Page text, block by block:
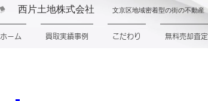
文京区地域密着型の街の不動産
西片土地株式会社
ホーム 買取実績事例 こだわり 無料売却査定